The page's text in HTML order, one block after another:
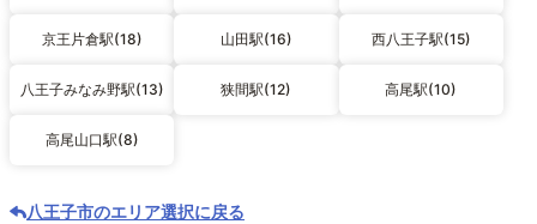
京王片倉駅(18) 山田駅(16) 西八王子駅(15)
八王子みなみ野駅(13) 狭間駅(12) 高尾駅(10)
高尾山口駅(8)
八王子市のエリア選択に戻る